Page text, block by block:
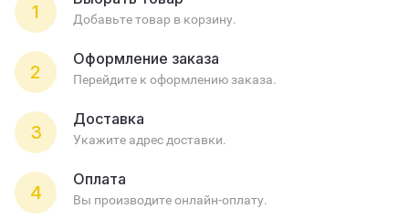
1 Добавьте товар в корзину.
2
Оформление заказа
Перейдите к оформлению заказа.
3
Доставка
Укажите адрес доставки.
4
Оплата
Вы производите онлайн-оплату.